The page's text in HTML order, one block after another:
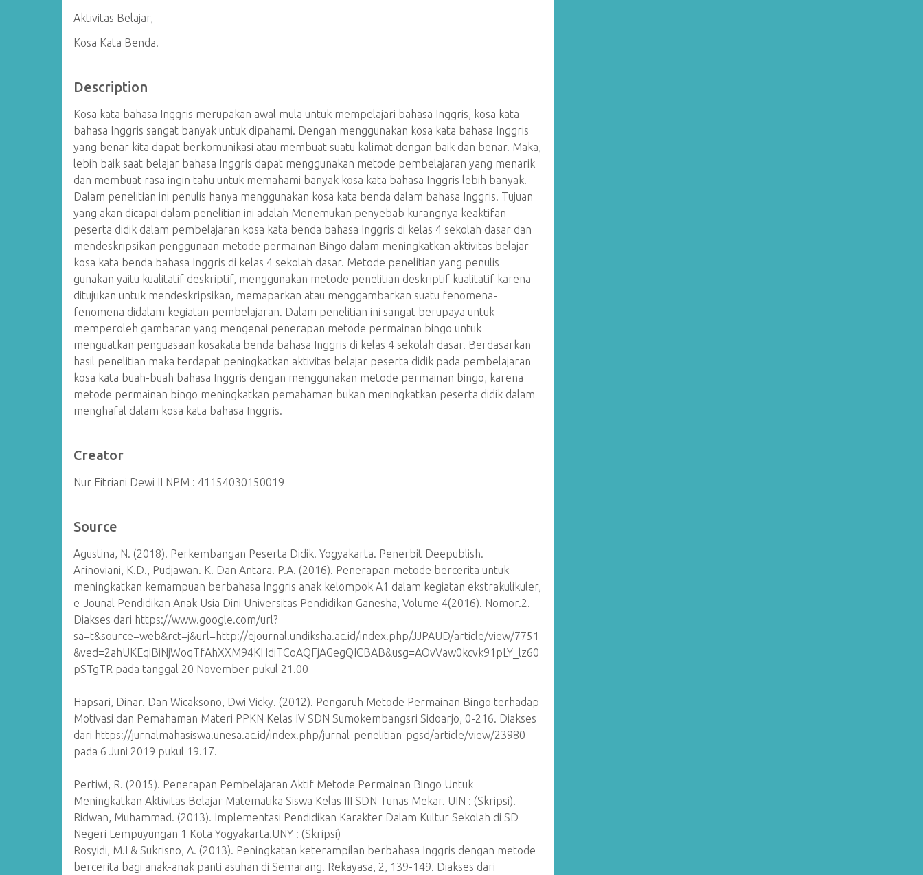
Aktivitas Belajar,
Kosa Kata Benda.
Description
Kosa kata bahasa Inggris merupakan awal mula untuk mempelajari bahasa Inggris, kosa kata
bahasa Inggris sangat banyak untuk dipahami. Dengan menggunakan kosa kata bahasa Inggris
yang benar kita dapat berkomunikasi atau membuat suatu kalimat dengan baik dan benar. Maka,
lebih baik saat belajar bahasa Inggris dapat menggunakan metode pembelajaran yang menarik
dan membuat rasa ingin tahu untuk memahami banyak kosa kata bahasa Inggris lebih banyak.
Dalam penelitian ini penulis hanya menggunakan kosa kata benda dalam bahasa Inggris. Tujuan
yang akan dicapai dalam penelitian ini adalah Menemukan penyebab kurangnya keaktifan
peserta didik dalam pembelajaran kosa kata benda bahasa Inggris di kelas 4 sekolah dasar dan
mendeskripsikan penggunaan metode permainan Bingo dalam meningkatkan aktivitas belajar
kosa kata benda bahasa Inggris di kelas 4 sekolah dasar. Metode penelitian yang penulis
gunakan yaitu kualitatif deskriptif, menggunakan metode penelitian deskriptif kualitatif karena
ditujukan untuk mendeskripsikan, memaparkan atau menggambarkan suatu fenomena-
fenomena didalam kegiatan pembelajaran. Dalam penelitian ini sangat berupaya untuk
memperoleh gambaran yang mengenai penerapan metode permainan bingo untuk
menguatkan penguasaan kosakata benda bahasa Inggris di kelas 4 sekolah dasar. Berdasarkan
hasil penelitian maka terdapat peningkatkan aktivitas belajar peserta didik pada pembelajaran
kosa kata buah-buah bahasa Inggris dengan menggunakan metode permainan bingo, karena
metode permainan bingo meningkatkan pemahaman bukan meningkatkan peserta didik dalam
menghafal dalam kosa kata bahasa Inggris.
Creator
Nur Fitriani Dewi II NPM : 41154030150019
Source
Agustina, N. (2018). Perkembangan Peserta Didik. Yogyakarta. Penerbit Deepublish.
Arinoviani, K.D., Pudjawan. K. Dan Antara. P.A. (2016). Penerapan metode bercerita untuk
meningkatkan kemampuan berbahasa Inggris anak kelompok A1 dalam kegiatan ekstrakulikuler,
e-Jounal Pendidikan Anak Usia Dini Universitas Pendidikan Ganesha, Volume 4(2016). Nomor.2.
Diakses dari https://www.google.com/url?
sa=t&source=web&rct=j&url=http://ejournal.undiksha.ac.id/index.php/JJPAUD/article/view/7751
&ved=2ahUKEqiBiNjWoqTfAhXXM94KHdiTCoAQFjAGegQICBAB&usg=AOvVaw0kcvk91pLY_lz60
pSTgTR pada tanggal 20 November pukul 21.00
Hapsari, Dinar. Dan Wicaksono, Dwi Vicky. (2012). Pengaruh Metode Permainan Bingo terhadap
Motivasi dan Pemahaman Materi PPKN Kelas IV SDN Sumokembangsri Sidoarjo, 0-216. Diakses
dari https://jurnalmahasiswa.unesa.ac.id/index.php/jurnal-penelitian-pgsd/article/view/23980
pada 6 Juni 2019 pukul 19.17.
Pertiwi, R. (2015). Penerapan Pembelajaran Aktif Metode Permainan Bingo Untuk
Meningkatkan Aktivitas Belajar Matematika Siswa Kelas III SDN Tunas Mekar. UIN : (Skripsi).
Ridwan, Muhammad. (2013). Implementasi Pendidikan Karakter Dalam Kultur Sekolah di SD
Negeri Lempuyungan 1 Kota Yogyakarta.UNY : (Skripsi)
Rosyidi, M.I & Sukrisno, A. (2013). Peningkatan keterampilan berbahasa Inggris dengan metode
bercerita bagi anak-anak panti asuhan di Semarang. Rekayasa, 2, 139-149. Diakses dari